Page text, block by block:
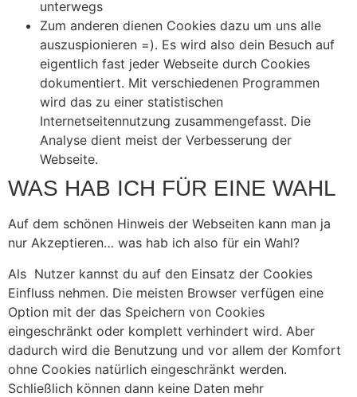
unterwegs
Zum anderen dienen Cookies dazu um uns alle
auszuspionieren =). Es wird also dein Besuch auf
eigentlich fast jeder Webseite durch Cookies
dokumentiert. Mit verschiedenen Programmen
wird das zu einer statistischen
Internetseitennutzung zusammengefasst. Die
Analyse dient meist der Verbesserung der
Webseite.
WAS HAB ICH FÜR EINE WAHL
Auf dem schönen Hinweis der Webseiten kann man ja
nur Akzeptieren… was hab ich also für ein Wahl?
Als Nutzer kannst du auf den Einsatz der Cookies
Einfluss nehmen. Die meisten Browser verfügen eine
Option mit der das Speichern von Cookies
eingeschränkt oder komplett verhindert wird. Aber
dadurch wird die Benutzung und vor allem der Komfort
ohne Cookies natürlich eingeschränkt werden.
Schließlich können dann keine Daten mehr